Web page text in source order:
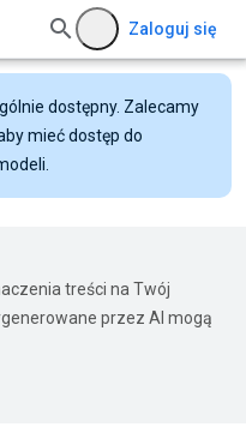
Zaloguj się
dostępny. Zalecamy
mieć dostęp do
treści na Twój
przez AI mogą